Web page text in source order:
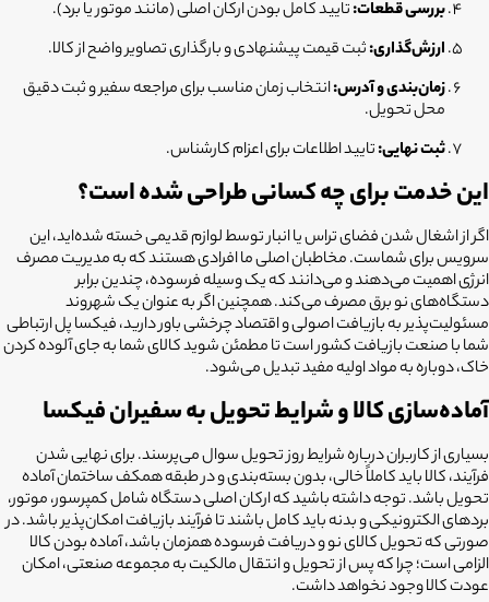
بررسی قطعات:تایید کامل بودن ارکان اصلی (مانند موتور یا برد).
ارزش‌گذاری:ثبت قیمت پیشنهادی و بارگذاری تصاویر واضح از کالا.
زمان‌بندی و آدرس:انتخاب زمان مناسب برای مراجعه سفیر و ثبت دقیق
محل تحویل.
ثبت نهایی:تایید اطلاعات برای اعزام کارشناس.
این خدمت برای چه کسانی طراحی شده است؟
اگر از اشغال شدن فضای تراس یا انبار توسط لوازم قدیمی خسته شده‌اید، این
سرویس برای شماست. مخاطبان اصلی ما افرادی هستند که به مدیریت مصرف
انرژی اهمیت می‌دهند و می‌دانند که یک وسیله فرسوده، چندین برابر
دستگاه‌های نو برق مصرف می‌کند. همچنین اگر به عنوان یک شهروند
مسئولیت‌پذیر به بازیافت اصولی و اقتصاد چرخشی باور دارید، فیکسا پل ارتباطی
شما با صنعت بازیافت کشور است تا مطمئن شوید کالای شما به جای آلوده کردن
خاک، دوباره به مواد اولیه مفید تبدیل می‌شود.
آماده‌سازی کالا و شرایط تحویل به سفیران فیکسا
بسیاری از کاربران درباره شرایط روز تحویل سوال می‌پرسند. برای نهایی شدن
فرآیند، کالا باید کاملاً خالی، بدون بسته‌بندی و در طبقه همکف ساختمان آماده
تحویل باشد. توجه داشته باشید که ارکان اصلی دستگاه شامل کمپرسور، موتور،
بردهای الکترونیکی و بدنه باید کامل باشند تا فرآیند بازیافت امکان‌پذیر باشد. در
صورتی که تحویل کالای نو و دریافت فرسوده همزمان باشد، آماده بودن کالا
الزامی است؛ چرا که پس از تحویل و انتقال مالکیت به مجموعه صنعتی، امکان
عودت کالا وجود نخواهد داشت.